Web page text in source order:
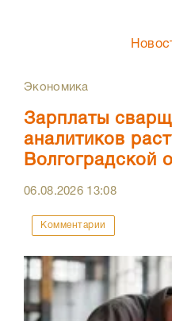
Экономика
Зарплаты
аналитиков
Волгоградской
06.08.2026 13:08
Комментарии